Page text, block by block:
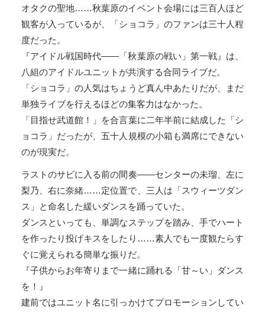
オタクの聖地……秋葉原のイベント会場には三百人ほど
観客が入っているが、「ショコラ」のファンは三十人程
度だった。
『アイドル戦国時代――「秋葉原の戦い」第一戦』は、
八組のアイドルユニットが共演する合同ライブだ。
「ショコラ」の人気はちょうど真ん中あたりだが、まだ
単独ライブを行えるほどの集客力はなかった。
「目指せ武道館！」を合言葉に二年半前に結成した「シ
ョコラ」だったが、五十人規模の小箱も満席にできない
のが現実だ。
ラストのサビに入る前の間奏――センターの未瑠、左に
梨乃、右に奈緒……定位置で、三人は「スウィーツダン
ス」と命名した緩いダンスを踊っていた。
ダンスといっても、単調なステップを踏み、手でハート
を作ったり投げキスをしたり……素人でも一度観たらす
ぐに覚えられる簡単な振りだ。
『子供からお年寄りまで一緒に踊れる「甘～い」ダンス
を！』
建前ではユニット名に引っかけてプロモーションしてい